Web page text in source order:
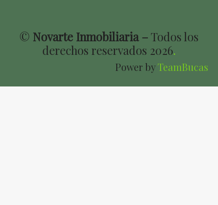
© Novarte Inmobiliaria –Todos los
derechos reservados 2026.
Power byTeamBucas